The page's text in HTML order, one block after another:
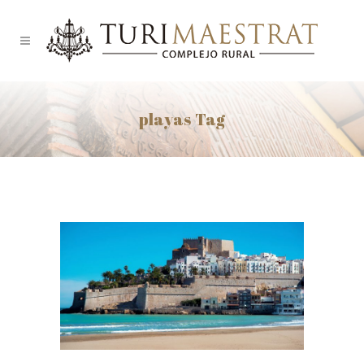
playas Tag